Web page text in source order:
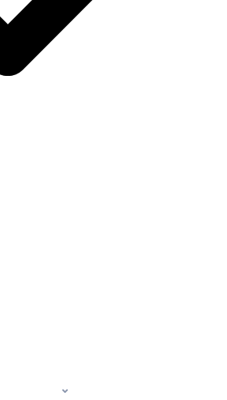
index at /llms.txt — fetch to